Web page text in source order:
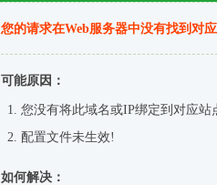
您的请求在Web服务器中没有找到对
可能原因：
您没有将此域名或IP绑定到对应站
配置文件未生效!
如何解决：